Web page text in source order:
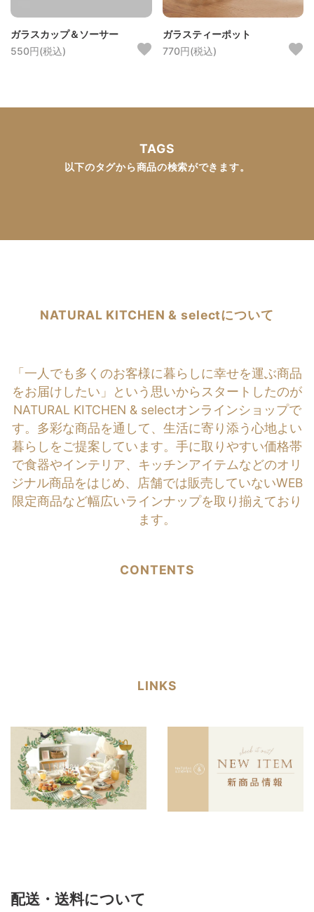
ガラスカップ＆ソーサー
550円(税込)
ガラスティーポット
770円(税込)
TAGS
以下のタグから商品の検索ができます。
NATURAL KITCHEN & selectについて
「一人でも多くのお客様に暮らしに幸せを運ぶ商品
をお届けしたい」という思いからスタートしたのが
NATURAL KITCHEN & selectオンラインショップで
す。多彩な商品を通して、生活に寄り添う心地よい
暮らしをご提案しています。手に取りやすい価格帯
で食器やインテリア、キッチンアイテムなどのオリ
ジナル商品をはじめ、店舗では販売していないWEB
限定商品など幅広いラインナップを取り揃えており
ます。
CONTENTS
LINKS
配送・送料について